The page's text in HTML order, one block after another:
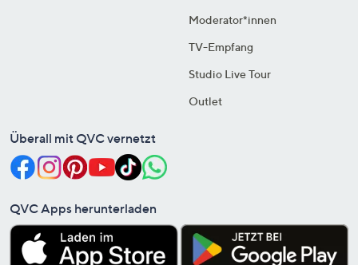
Moderator*innen
TV-Empfang
Studio Live Tour
Outlet
Überall mit QVC vernetzt
QVC Apps herunterladen